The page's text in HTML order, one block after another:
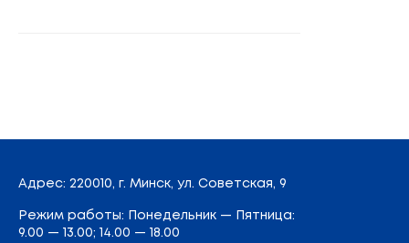
Адрес: 220010, г. Минск, ул. Советская, 9
Режим работы: Понедельник — Пятница:
9.00 — 13.00; 14.00 — 18.00